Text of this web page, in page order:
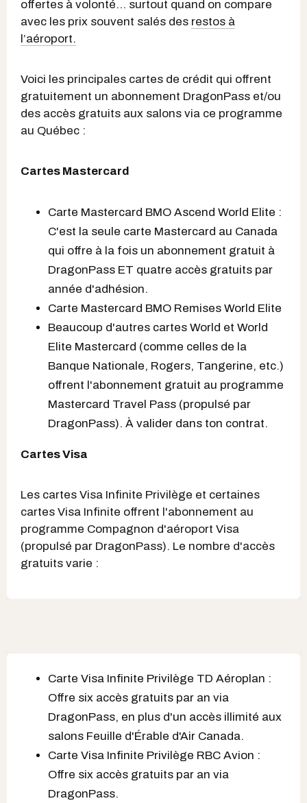
offertes à volonté… surtout quand on compare
avec les prix souvent salés des restos à
l’aéroport.
Voici les principales cartes de crédit qui offrent
gratuitement un abonnement DragonPass et/ou
des accès gratuits aux salons via ce programme
au Québec :
Cartes Mastercard
Carte Mastercard BMO Ascend World Elite :
C'est la seule carte Mastercard au Canada
qui offre à la fois un abonnement gratuit à
DragonPass ET quatre accès gratuits par
année d'adhésion.
Carte Mastercard BMO Remises World Elite
Beaucoup d'autres cartes World et World
Elite Mastercard (comme celles de la
Banque Nationale, Rogers, Tangerine, etc.)
offrent l'abonnement gratuit au programme
Mastercard Travel Pass (propulsé par
DragonPass). À valider dans ton contrat.
Cartes Visa
Les cartes Visa Infinite Privilège et certaines
cartes Visa Infinite offrent l'abonnement au
programme Compagnon d'aéroport Visa
(propulsé par DragonPass). Le nombre d'accès
gratuits varie :
Carte Visa Infinite Privilège TD Aéroplan :
Offre six accès gratuits par an via
DragonPass, en plus d'un accès illimité aux
salons Feuille d'Érable d'Air Canada.
Carte Visa Infinite Privilège RBC Avion :
Offre six accès gratuits par an via
DragonPass.